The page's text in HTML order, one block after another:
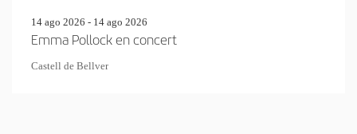
14 ago 2026 - 14 ago 2026
Emma Pollock en concert
Castell de Bellver